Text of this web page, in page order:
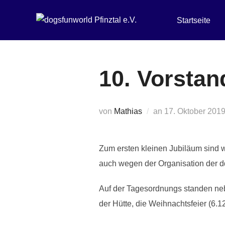
Startseite
10.
von Mathias an Veröffentlicht
17. Oktober 2019
Zum ersten kleinen Jubiläum sind
auch wegen der Organisation der
Auf der Tagesordnungs standen
der Hütte, die Weihnachtsfeier